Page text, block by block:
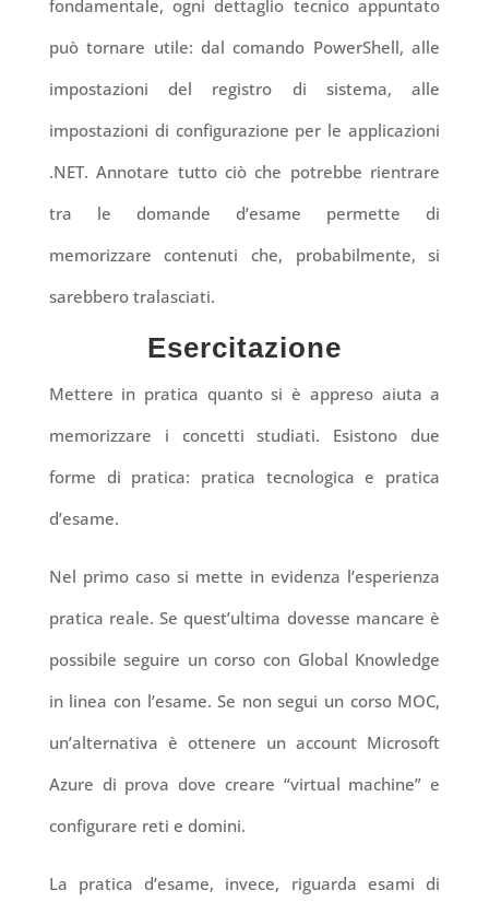
fondamentale, ogni dettaglio tecnico appuntato
può tornare utile: dal comando PowerShell, alle
impostazioni del registro di sistema, alle
impostazioni di configurazione per le applicazioni
.NET. Annotare tutto ciò che potrebbe rientrare
tra le domande d’esame permette di
memorizzare contenuti che, probabilmente, si
sarebbero tralasciati.
Esercitazione
Mettere in pratica quanto si è appreso aiuta a
memorizzare i concetti studiati. Esistono due
forme di pratica: pratica tecnologica e pratica
d’esame.
Nel primo caso si mette in evidenza l’esperienza
pratica reale. Se quest’ultima dovesse mancare è
possibile seguire un corso con Global Knowledge
in linea con l’esame. Se non segui un corso MOC,
un’alternativa è ottenere un account Microsoft
Azure di prova dove creare “virtual machine” e
configurare reti e domini.
La pratica d’esame, invece, riguarda esami di